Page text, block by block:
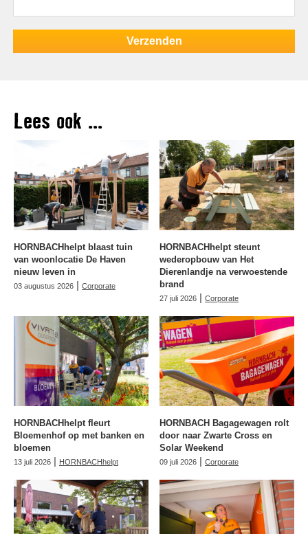
Lees ook ...
HORNBACHhelpt blaast tuin
van woonlocatie De Haven
nieuw leven in
03 augustus 2026 | Corporate
HORNBACHhelpt steunt
wederopbouw van Het
Dierenlandje na verwoestende
brand
27 juli 2026 | Corporate
HORNBACHhelpt fleurt
Bloemenhof op met banken en
bloemen
13 juli 2026 | HORNBACHhelpt
HORNBACH Bagagewagen rolt
door naar Zwarte Cross en
Solar Weekend
09 juli 2026 | Corporate